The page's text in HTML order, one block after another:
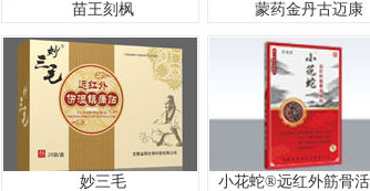
苗王刻枫 蒙药金丹古迈康
妙三毛 小花蛇®远红外筋骨